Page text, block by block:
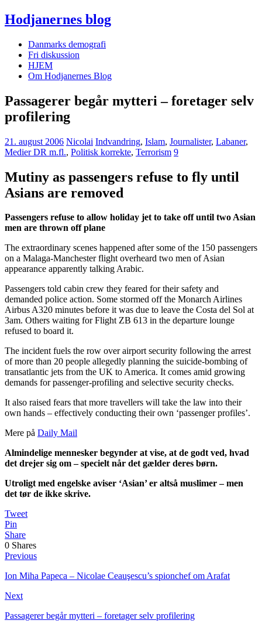
Hodjanernes blog
Danmarks demografi
Fri diskussion
HJEM
Om Hodjanernes Blog
Passagerer begår mytteri – foretager selv
profilering
21. august 2006 Nicolai Indvandring, Islam, Journalister, Labaner,
Medier DR m.fl., Politisk korrekte, Terrorism 9
Mutiny as passengers refuse to fly until
Asians are removed
Passengers refuse to allow holiday jet to take off until two Asian
men are thrown off plane
The extraordinary scenes happened after some of the 150 passengers
on a Malaga-Manchester flight overheard two men of Asian
appearance apparently talking Arabic.
Passengers told cabin crew they feared for their safety and
demanded police action. Some stormed off the Monarch Airlines
Airbus A320 minutes before it was due to leave the Costa del Sol at
3am. Others waiting for Flight ZB 613 in the departure lounge
refused to board it.
The incident fuels the row over airport security following the arrest
of more than 20 people allegedly planning the suicide-bombing of
transatlantic jets from the UK to America. It comes amid growing
demands for passenger-profiling and selective security checks.
It also raised fears that more travellers will take the law into their
own hands – effectively conducting their own ‘passenger profiles’.
Mere på Daily Mail
Almindelige mennesker begynder at vise, at de godt ved, hvad
det drejer sig om – specielt når det gælder deres børn.
Utroligt med engelske aviser ‘Asian’ er altså muslimer – men
det tør de ikke skrive.
Tweet
Pin
Share
0 Shares
Previous
Ion Miha Papeca – Nicolae Ceauşescu’s spionchef om Arafat
Next
Passagerer begår mytteri – foretager selv profilering